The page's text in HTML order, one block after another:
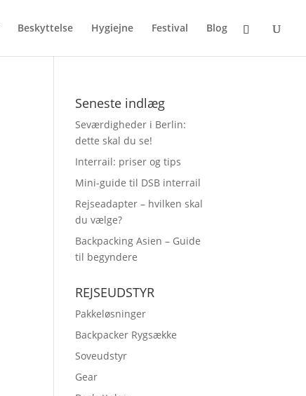
Beskyttelse Hygiejne Festival Blog
Seneste indlæg
Seværdigheder i Berlin:
dette skal du se!
Interrail: priser og tips
Mini-guide til DSB interrail
Rejseadapter – hvilken skal
du vælge?
Backpacking Asien – Guide
til begyndere
REJSEUDSTYR
Pakkeløsninger
Backpacker Rygsække
Soveudstyr
Gear